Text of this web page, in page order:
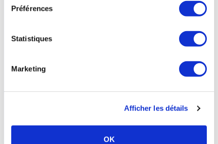
Préférences
Statistiques
Marketing
Afficher les détails
OK
Affections
La prise en charge dans l’orientation Affections urinaires
urinaire et les problèmes de lithiase. 9 stations thermales, dont les
eaux sont essentiellement sulfatées et bicarbonatées disposent